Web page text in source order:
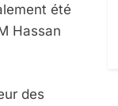
été
Hassan
des